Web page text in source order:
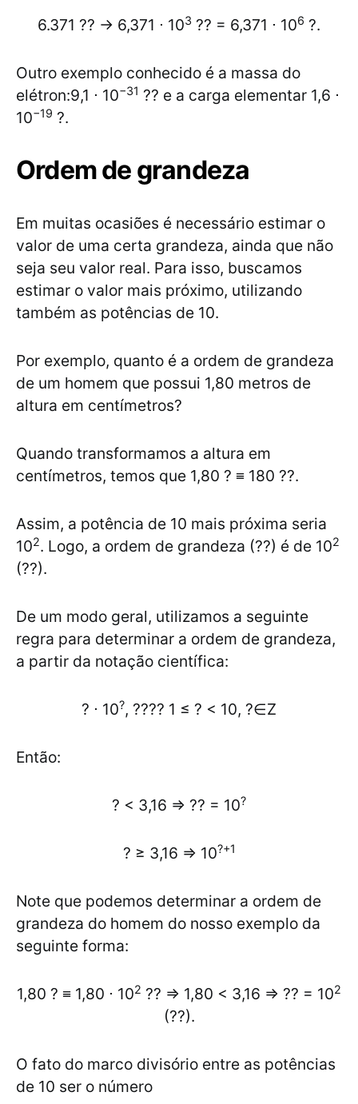
6.371 ?? → 6,371 ⋅ 103 ?? = 6,371 ⋅ 106 ?.
Outro exemplo conhecido é a massa do
elétron:9,1 ⋅ 10−31 ?? e a carga elementar 1,6 ⋅
10−19 ?.
Ordem de grandeza
Em muitas ocasiões é necessário estimar o
valor de uma certa grandeza, ainda que não
seja seu valor real. Para isso, buscamos
estimar o valor mais próximo, utilizando
também as potências de 10.
Por exemplo, quanto é a ordem de grandeza
de um homem que possui 1,80 metros de
altura em centímetros?
Quando transformamos a altura em
centímetros, temos que 1,80 ? ≡ 180 ??.
Assim, a potência de 10 mais próxima seria
102. Logo, a ordem de grandeza (??) é de 102
(??).
De um modo geral, utilizamos a seguinte
regra para determinar a ordem de grandeza,
a partir da notação científica:
? ⋅ 10?, ???? 1 ≤ ? < 10, ?∈Z
Então:
? < 3,16 ⇒ ?? = 10?
? ≥ 3,16 ⇒ 10?+1
Note que podemos determinar a ordem de
grandeza do homem do nosso exemplo da
seguinte forma:
1,80 ? ≡ 1,80 ⋅ 102 ?? ⇒ 1,80 < 3,16 ⇒ ?? = 102
(??).
O fato do marco divisório entre as potências
de 10 ser o número